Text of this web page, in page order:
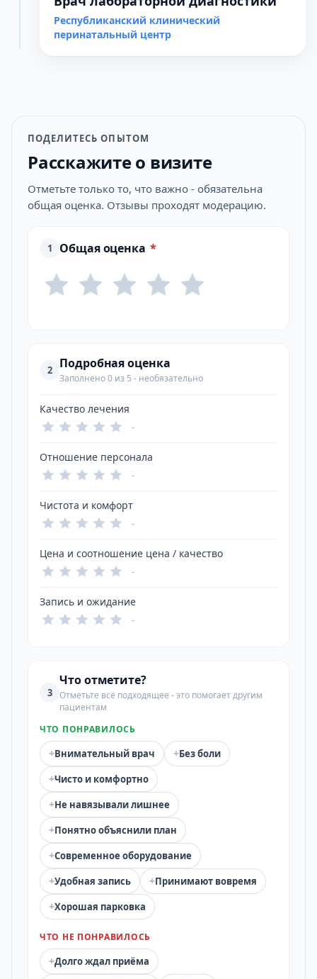
Республиканский клинический
перинатальный центр
ПОДЕЛИТЕСЬ ОПЫТОМ
Расскажите о визите
Отметьте только то, что важно - обязательна
общая оценка. Отзывы проходят модерацию.
1 Общая оценка *
2 Подробная оценка
Заполнено 0 из 5 - необязательно
Качество лечения
-
Отношение персонала
-
Чистота и комфорт
-
Цена и соотношение цена / качество
-
Запись и ожидание
-
3
Что отметите?
Отметьте всё подходящее - это помогает другим
пациентам
ЧТО ПОНРАВИЛОСЬ
+Внимательный врач +Без боли
+Чисто и комфортно
+Не навязывали лишнее
+Понятно объяснили план
+Современное оборудование
+Удобная запись +Принимают вовремя
+Хорошая парковка
ЧТО НЕ ПОНРАВИЛОСЬ
+Долго ждал приёма